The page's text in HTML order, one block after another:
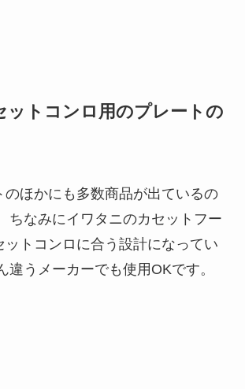
ットコンロ用のプレートの
のほかにも多数商品が出ているの
ちなみにイワタニのカセットフー
ットコンロに合う設計になってい
違うメーカーでも使用OKです。